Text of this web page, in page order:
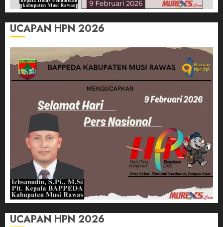
UCAPAN HPN 2026
UCAPAN HPN 2026